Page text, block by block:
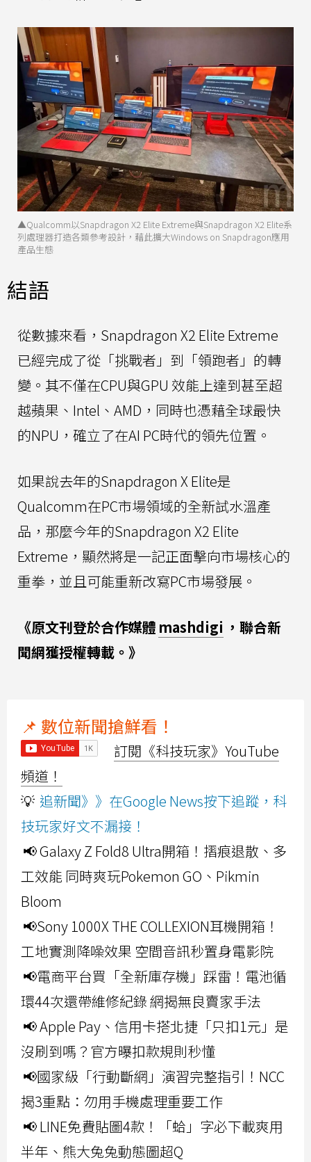
▲Qualcomm以Snapdragon X2 Elite Extreme與Snapdragon X2 Elite系
列處理器打造各類參考設計，藉此擴大Windows on Snapdragon應用
產品生態
結語
從數據來看，Snapdragon X2 Elite Extreme
已經完成了從「挑戰者」到「領跑者」的轉
變。其不僅在CPU與GPU 效能上達到甚至超
越蘋果、Intel、AMD，同時也憑藉全球最快
的NPU，確立了在AI PC時代的領先位置。
如果說去年的Snapdragon X Elite是
Qualcomm在PC市場領域的全新試水溫產
品，那麼今年的Snapdragon X2 Elite
Extreme，顯然將是一記正面擊向市場核心的
重拳，並且可能重新改寫PC市場發展。
《原文刊登於合作媒體 mashdigi ，聯合新
聞網獲授權轉載。》
📌 數位新聞搶鮮看！
訂閱《科技玩家》YouTube
頻道！
💡 追新聞》》在Google News按下追蹤，科
技玩家好文不漏接！
📢 Galaxy Z Fold8 Ultra開箱！摺痕退散、多
工效能 同時爽玩Pokemon GO、Pikmin
Bloom
📢Sony 1000X THE COLLEXION耳機開箱！
工地實測降噪效果 空間音訊秒置身電影院
📢電商平台買「全新庫存機」踩雷！電池循
環44次還帶維修紀錄 網揭無良賣家手法
📢 Apple Pay、信用卡搭北捷「只扣1元」是
沒刷到嗎？官方曝扣款規則秒懂
📢國家級「行動斷網」演習完整指引！NCC
揭3重點：勿用手機處理重要工作
📢 LINE免費貼圖4款！「蛤」字必下載爽用
半年、熊大兔兔動態圖超Q